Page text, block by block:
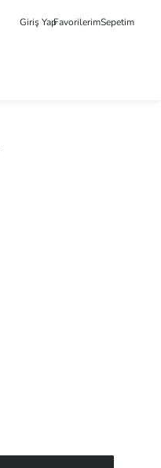
Giriş YapFavorilerimSepetim